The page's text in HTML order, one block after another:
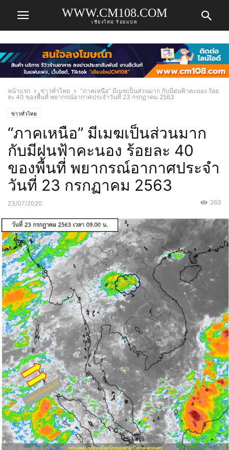
WWW.CM108.COM
เชียงใหม่ ร้อยแปด
หน้าแรก ข่าวทั่วไทย
“ภาคเหนือ” มีเมฆเป็นส่วนมาก กับมีฝนฟ้าคะนอง ร้อย
ละ 40 ของพื้นที่ พยากรณ์อากาศประจำวันที่ 23 กรกฏาคม 2563
ข่าวทั่วไทย
“ภาคเหนือ” มีเมฆเป็นส่วนมาก
กับมีฝนฟ้าคะนอง ร้อยละ 40
ของพื้นที่ พยากรณ์อากาศประจำ
วันที่ 23 กรกฏาคม 2563
23/07/2020 263